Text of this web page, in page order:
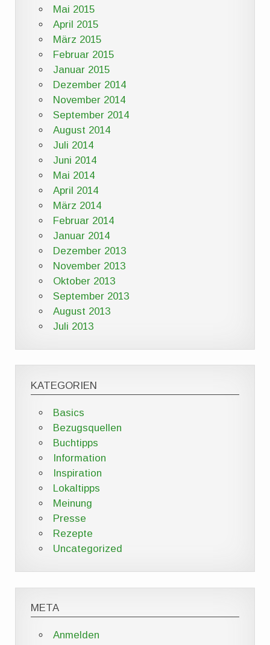
Mai 2015
April 2015
März 2015
Februar 2015
Januar 2015
Dezember 2014
November 2014
September 2014
August 2014
Juli 2014
Juni 2014
Mai 2014
April 2014
März 2014
Februar 2014
Januar 2014
Dezember 2013
November 2013
Oktober 2013
September 2013
August 2013
Juli 2013
KATEGORIEN
Basics
Bezugsquellen
Buchtipps
Information
Inspiration
Lokaltipps
Meinung
Presse
Rezepte
Uncategorized
META
Anmelden